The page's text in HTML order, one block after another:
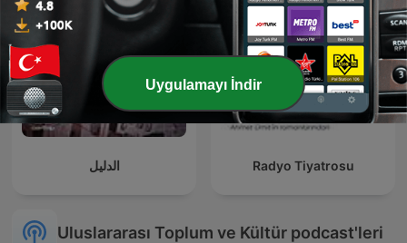
الدليل Radyo Tiyatrosu
Uluslararası Toplum ve Kültür podcast'leri
Uygulamayı İndir